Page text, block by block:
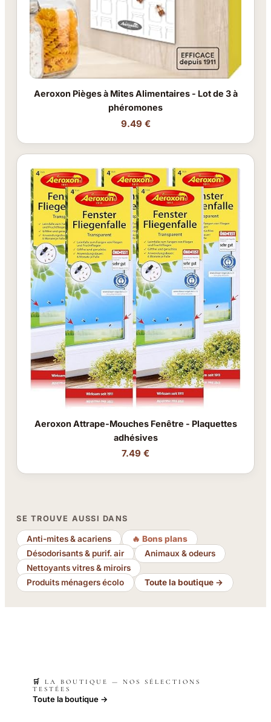
Aeroxon Pièges à Mites Alimentaires - Lot de 3 à
phéromones
9.49 €
Aeroxon Attrape-Mouches Fenêtre - Plaquettes
adhésives
7.49 €
SE TROUVE AUSSI DANS
Anti-mites & acariens
🔥 Bons plans
Désodorisants & purif. air
Animaux & odeurs
Nettoyants vitres & miroirs
Produits ménagers écolo
Toute la boutique →
🛒 LA BOUTIQUE — NOS SÉLECTIONS
TESTÉES
Toute la boutique →